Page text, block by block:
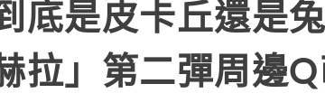
底是皮卡丘還是
拉」第二彈周邊